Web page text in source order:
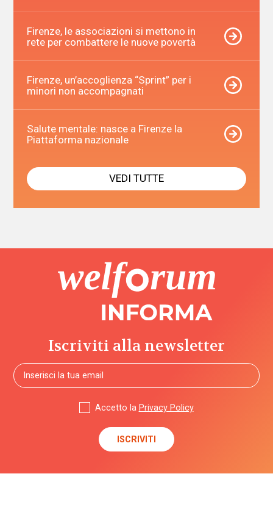
Firenze, le associazioni si mettono in
rete per combattere le nuove povertà
Firenze, un’accoglienza “Sprint” per i
minori non accompagnati
Salute mentale: nasce a Firenze la
Piattaforma nazionale
VEDI TUTTE
Iscriviti alla newsletter
Accetto la Privacy Policy